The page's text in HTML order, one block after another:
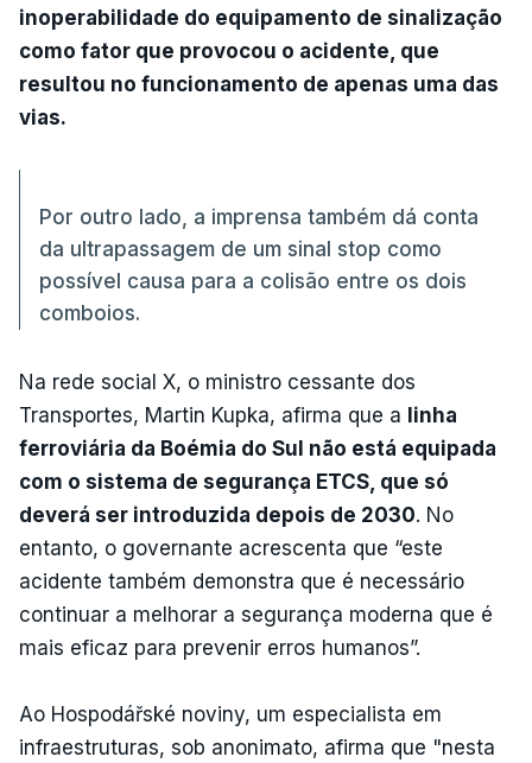
inoperabilidade do equipamento de sinalização
como fator que provocou o acidente, que
resultou no funcionamento de apenas uma das
vias.
Por outro lado, a imprensa também dá conta
da ultrapassagem de um sinal stop como
possível causa para a colisão entre os dois
comboios.
Na rede social X, o ministro cessante dos
Transportes, Martin Kupka, afirma que a linha
ferroviária da Boémia do Sul não está equipada
com o sistema de segurança ETCS, que só
deverá ser introduzida depois de 2030. No
entanto, o governante acrescenta que “este
acidente também demonstra que é necessário
continuar a melhorar a segurança moderna que é
mais eficaz para prevenir erros humanos”.
Ao Hospodářské noviny, um especialista em
infraestruturas, sob anonimato, afirma que "nesta